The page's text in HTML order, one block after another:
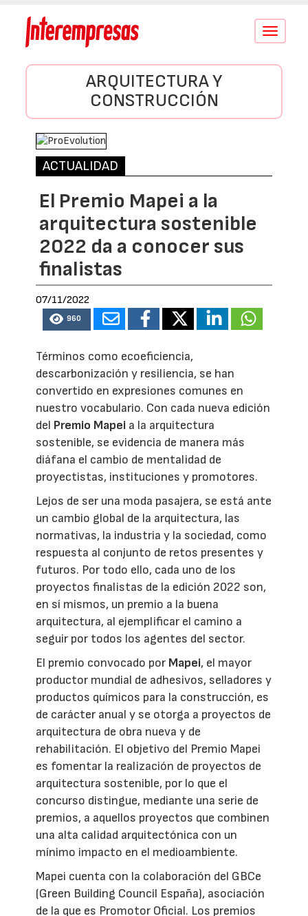
Conmutar
ARQUITECTURA Y
CONSTRUCCIÓN
ACTUALIDAD
El Premio Mapei a la
arquitectura sostenible
2022 da a conocer sus
finalistas
07/11/2022
960
Términos como ecoeficiencia,
descarbonización y resiliencia, se han
convertido en expresiones comunes en
nuestro vocabulario. Con cada nueva edición
del Premio Mapei a la arquitectura
sostenible, se evidencia de manera más
diáfana el cambio de mentalidad de
proyectistas, instituciones y promotores.
Lejos de ser una moda pasajera, se está ante
un cambio global de la arquitectura, las
normativas, la industria y la sociedad, como
respuesta al conjunto de retos presentes y
futuros. Por todo ello, cada uno de los
proyectos finalistas de la edición 2022 son,
en sí mismos, un premio a la buena
arquitectura, al ejemplificar el camino a
seguir por todos los agentes del sector.
El premio convocado por Mapei, el mayor
productor mundial de adhesivos, selladores y
productos químicos para la construcción, es
de carácter anual y se otorga a proyectos de
arquitectura de obra nueva y de
rehabilitación. El objetivo del Premio Mapei
es fomentar la realización de proyectos de
arquitectura sostenible, por lo que el
concurso distingue, mediante una serie de
premios, a aquellos proyectos que combinen
una alta calidad arquitectónica con un
mínimo impacto en el medioambiente.
Mapei cuenta con la colaboración del GBCe
(Green Building Council España), asociación
de la que es Promotor Oficial. Los premios